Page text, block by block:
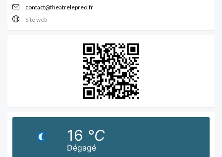
contact@theatrelepreo.fr
Site web
Dégagé
16 °C